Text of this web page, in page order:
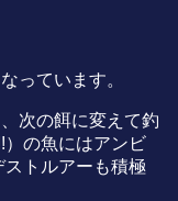
っています。
次の餌に変えて釣
）の魚にはアンビ
ストルアーも積極